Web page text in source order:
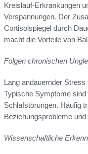
Kreislauf-Erkrankungen
Verspannungen. Der
Cortisolspiegel durch
macht die Vorteile von
Folgen chronischen
Lang andauernder
Typische Symptome
Schlafstörungen. Häufig
Beziehungsprobleme
Wissenschaftliche